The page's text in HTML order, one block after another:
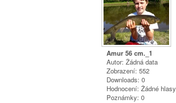
Amur 56 cm._1
Autor: Žádná data
Zobrazení: 552
Downloads: 0
Hodnocení: Žádné hlasy
Poznámky: 0